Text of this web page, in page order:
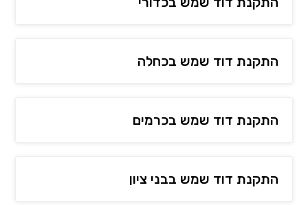
התקנת דוד שמש בכחלה
התקנת דוד שמש בכרמים
התקנת דוד שמש בבני ציון